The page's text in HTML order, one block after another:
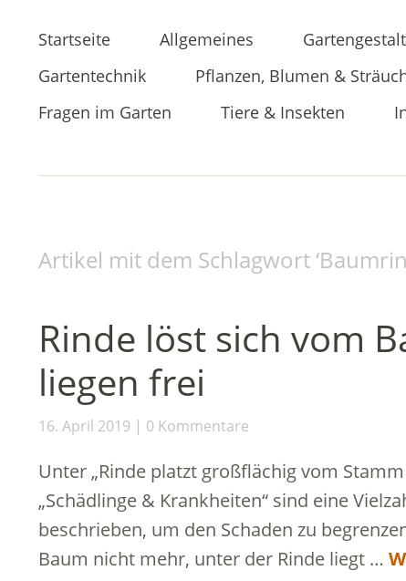
Startseite Allgemeines
Gartentechnik
Pflanzen, Blumen &
Fragen im Garten
Tiere & Insekten
Artikel mit dem Schlagwort ‘
Rinde löst sich vom
liegen frei
16. April 2019 0 Kommentare
Unter „Rinde platzt großflächig vom
„Schädlinge & Krankheiten“ sind eine
beschrieben, um den Schaden zu
Baum nicht mehr, unter der Rinde liegt …